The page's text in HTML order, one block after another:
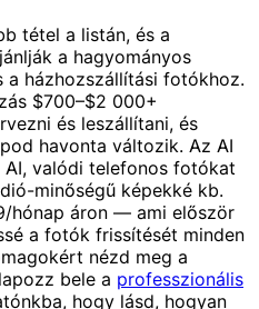
tétel a listán, és a
a hagyományos
házhozszállítási fotókhoz.
$700–$2 000+
és leszállítani, és
havonta változik. Az AI
valódi telefonos fotókat
minőségű képekké kb.
hónap áron — ami először
a fotók frissítését minden
nézd meg a
bele a professzionális
hogy lásd, hogyan